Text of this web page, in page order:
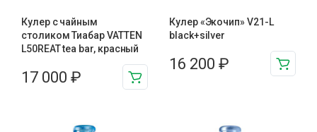
Кулер с чайным
столиком Тиабар VATTEN
L50REAT tea bar, красный
17 000 ₽
Кулер «Экочип» V21-L
black+silver
16 200 ₽